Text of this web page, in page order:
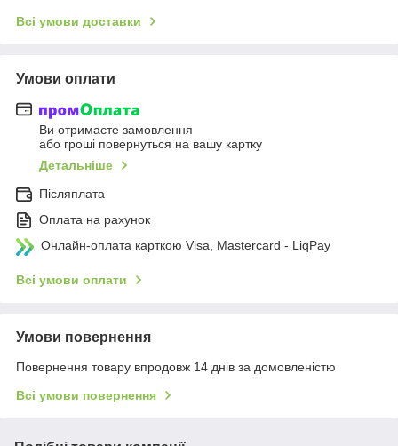
Всі умови доставки
Умови оплати
Ви отримаєте замовлення
або гроші повернуться на вашу картку
Детальніше
Післяплата
Оплата на рахунок
Онлайн-оплата карткою Visa, Mastercard - LiqPay
Всі умови оплати
Умови повернення
Повернення товару впродовж 14 днів за домовленістю
Всі умови повернення